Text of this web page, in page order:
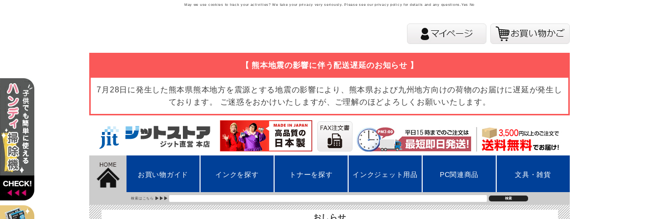
【 熊本地震の影響に伴う配送遅延のお知らせ 】
7月28日に発生した熊本県熊本地方を震源とする地震の影響により、熊本県および九州地方向けの荷物のお届けに遅延が発生し
ております。 ご迷惑をおかけいたしますが、ご理解のほどよろしくお願いいたします。
お買い物ガイド インクを探す トナーを探す インクジェット用品 PC関連商品 文具・雑貨
検索はこちら 検索
おしらせ
May we use cookies to track your activities? We take your privacy very seriously. Please see our privacy policy for details and any questions.Yes No